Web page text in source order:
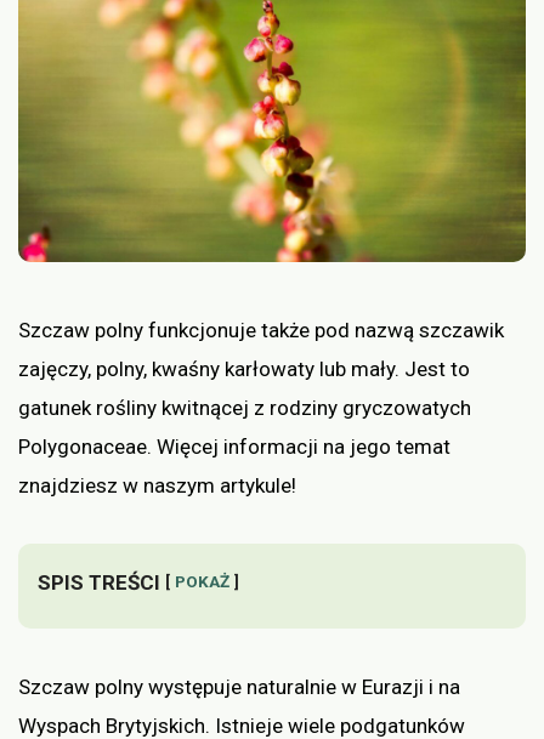
Szczaw polny funkcjonuje także pod nazwą szczawik
zajęczy, polny, kwaśny karłowaty lub mały. Jest to
gatunek rośliny kwitnącej z rodziny gryczowatych
Polygonaceae. Więcej informacji na jego temat
znajdziesz w naszym artykule!
SPIS TREŚCI POKAŻ
Szczaw polny występuje naturalnie w Eurazji i na
Wyspach Brytyjskich. Istnieje wiele podgatunków